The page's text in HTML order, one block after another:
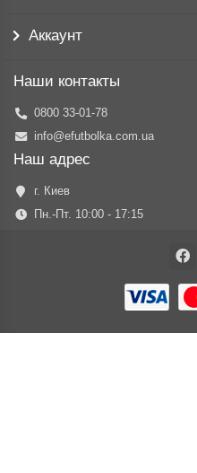
Аккаунт
Наши контакты
0800 33-01-78
info@efutbolka.com.ua
Наш адрес
г. Киев
Пн.-Пт. 10:00 - 17:15